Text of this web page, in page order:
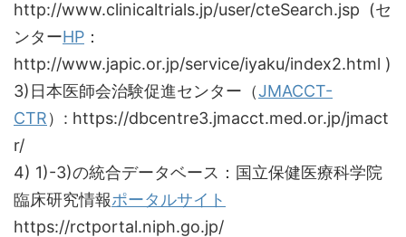
http://www.clinicaltrials.jp/user/cteSearch.jsp (セ
ンターHP ：
http://www.japic.or.jp/service/iyaku/index2.html )
3)日本医師会治験促進センター（JMACCT-
CTR）: https://dbcentre3.jmacct.med.or.jp/jmact
r/
4) 1)-3)の統合データベース：国立保健医療科学院
臨床研究情報ポータルサイト
https://rctportal.niph.go.jp/